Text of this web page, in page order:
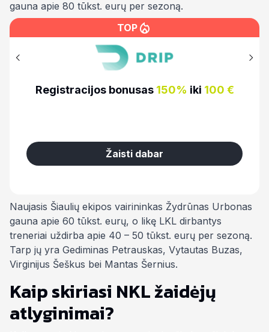
gauna apie 80 tūkst. eurų per sezoną.
TOP
Registracijos bonusas 100% iki 500€
Žaisti dabar
Naujasis Šiaulių ekipos vairininkas Žydrūnas Urbonas
gauna apie 60 tūkst. eurų, o likę LKL dirbantys
treneriai uždirba apie 40 – 50 tūkst. eurų per sezoną.
Tarp jų yra Gediminas Petrauskas, Vytautas Buzas,
Virginijus Šeškus bei Mantas Šernius.
Kaip skiriasi NKL žaidėjų
atlyginimai?